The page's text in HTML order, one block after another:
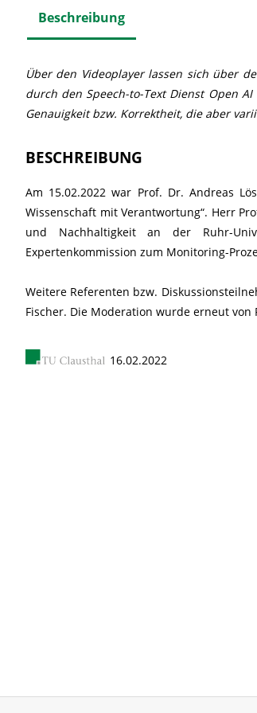
Beschreibung
Über den Videoplayer lassen sich über
durch den Speech-to-Text Dienst Open
Genauigkeit bzw. Korrektheit, die aber
BESCHREIBUNG
Am 15.02.2022 war Prof. Dr. Andreas
Wissenschaft mit Verantwortung“. Herr
und Nachhaltigkeit an der Ruhr-
Expertenkommission zum Monitoring-
Weitere Referenten bzw.
Fischer. Die Moderation wurde erneut
16.02.2022